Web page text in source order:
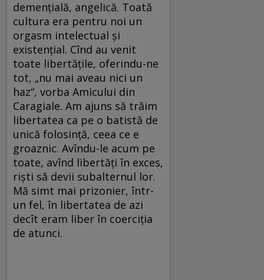
demențială, angelică. Toată
cultura era pentru noi un
orgasm intelectual și
existențial. Cînd au venit
toate libertățile, oferindu-ne
tot, „nu mai aveau nici un
haz“, vorba Amicului din
Caragiale. Am ajuns să trăim
libertatea ca pe o batistă de
unică folosință, ceea ce e
groaznic. Avîndu-le acum pe
toate, avînd libertăți în exces,
riști să devii subalternul lor.
Mă simt mai prizonier, într-
un fel, în libertatea de azi
decît eram liber în coerciția
de atunci.